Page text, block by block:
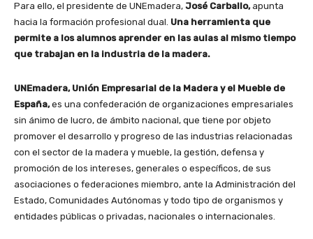
Para ello, el presidente de UNEmadera, José Carballo,apunta
hacia la formación profesional dual. Una herramienta que
permite a los alumnos aprender en las aulas al mismo tiempo
que trabajan en la industria de la madera.
UNEmadera, Unión Empresarial de la Madera y el Mueble de
España,es una confederación de organizaciones empresariales
sin ánimo de lucro, de ámbito nacional, que tiene por objeto
promover el desarrollo y progreso de las industrias relacionadas
con el sector de la madera y mueble, la gestión, defensa y
promoción de los intereses, generales o específicos, de sus
asociaciones o federaciones miembro, ante la Administración del
Estado, Comunidades Autónomas y todo tipo de organismos y
entidades públicas o privadas, nacionales o internacionales.